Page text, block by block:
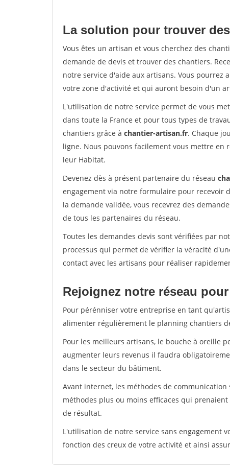
La solution pour trouver
Vous êtes un artisan et vous cherchez des
demande de devis et trouver des chantiers.
notre service d'aide aux artisans. Vous pourrez
votre zone d'activité et qui auront besoin d'un
L'utilisation de notre service permet de vous
dans toute la France et pour tous types de
chantiers grâce à chantier-artisan.fr. Chaque
ligne. Nous pouvons facilement vous mettre
leur Habitat.
Devenez dès à présent partenaire du réseau
engagement via notre formulaire pour recevoir
la demande validée, vous recevrez des
de tous les partenaires du réseau.
Toutes les demandes devis sont vérifiées par
processus qui permet de vérifier la véracité
contact avec les artisans pour réaliser
Rejoignez notre réseau
Pour pérénniser votre entreprise en tant
alimenter régulièrement le planning chantiers
Pour les meilleurs artisans, le bouche à oreille
augmenter leurs revenus il faudra
dans le secteur du bâtiment.
Avant internet, les méthodes de
méthodes plus ou moins efficaces qui
de résultat.
L'utilisation de notre service sans engagement
fonction des creux de votre activité et ainsi